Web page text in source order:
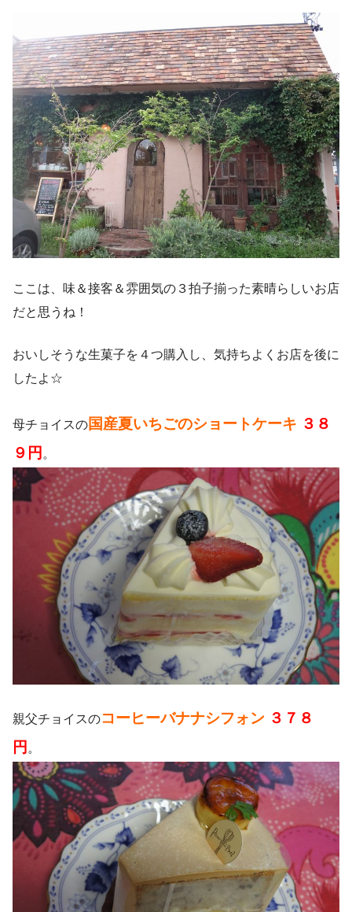
ここは、味＆接客＆雰囲気の３拍子揃った素晴らしいお店
だと思うね！
おいしそうな生菓子を４つ購入し、気持ちよくお店を後に
したよ☆
母チョイスの国産夏いちごのショートケーキ ３８
９円 。
親父チョイスのコーヒーバナナシフォン ３７８
円 。